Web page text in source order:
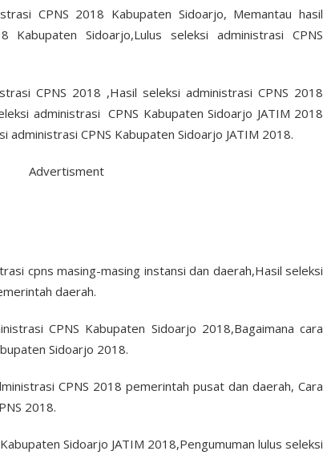
CPNS 2018 Kabupaten Sidoarjo, Memantau hasil
Kabupaten Sidoarjo,Lulus seleksi administrasi CPNS
CPNS 2018 ,Hasil seleksi administrasi CPNS 2018
administrasi CPNS Kabupaten Sidoarjo JATIM 2018
administrasi CPNS Kabupaten Sidoarjo JATIM 2018.
Advertisment
cpns masing-masing instansi dan daerah,Hasil seleksi
daerah.
CPNS Kabupaten Sidoarjo 2018,Bagaimana cara
Sidoarjo 2018.
CPNS 2018 pemerintah pusat dan daerah, Cara
2018.
Sidoarjo JATIM 2018,Pengumuman lulus seleksi